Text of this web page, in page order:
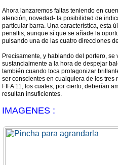
Ahora lanzaremos faltas teniendo en
atención, novedad- la posibilidad de
particular barra. Una característica, esta
penaltis, aunque sí que se añade la
pulsando una de las cuatro direcciones
Precisamente, y hablando del portero, se
sustancialmente a la hora de despejar
también cuando toca protagonizar
ser conscientes en cualquiera de los
FIFA 11, los cuales, por cierto, deberían
resultan insuficientes.
IMAGENES :